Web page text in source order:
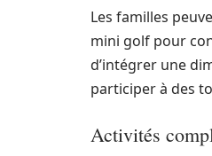
Les familles
mini golf pour
d’intégrer une
participer à des
Activités